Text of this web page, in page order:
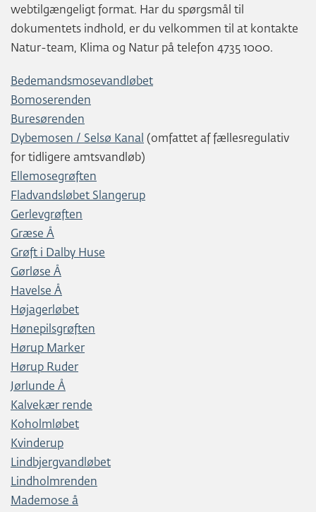
webtilgængeligt format. Har du spørgsmål til
dokumentets indhold, er du velkommen til at kontakte
Natur-team, Klima og Natur på telefon 4735 1000.
Bedemandsmosevandløbet
Bomoserenden
Buresørenden
Dybemosen / Selsø Kanal (omfattet af fællesregulativ
for tidligere amtsvandløb)
Ellemosegrøften
Fladvandsløbet Slangerup
Gerlevgrøften
Græse Å
Grøft i Dalby Huse
Gørløse Å
Havelse Å
Højagerløbet
Hønepilsgrøften
Hørup Marker
Hørup Ruder
Jørlunde Å
Kalvekær rende
Koholmløbet
Kvinderup
Lindbjergvandløbet
Lindholmrenden
Mademose å